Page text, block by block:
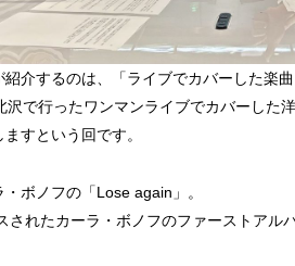
紹介するのは、「ライブでカバーした楽曲
沢で行ったワンマンライブでカバーした
すという回です。
ボノフの「Lose again」。
されたカーラ・ボノフのファーストアル